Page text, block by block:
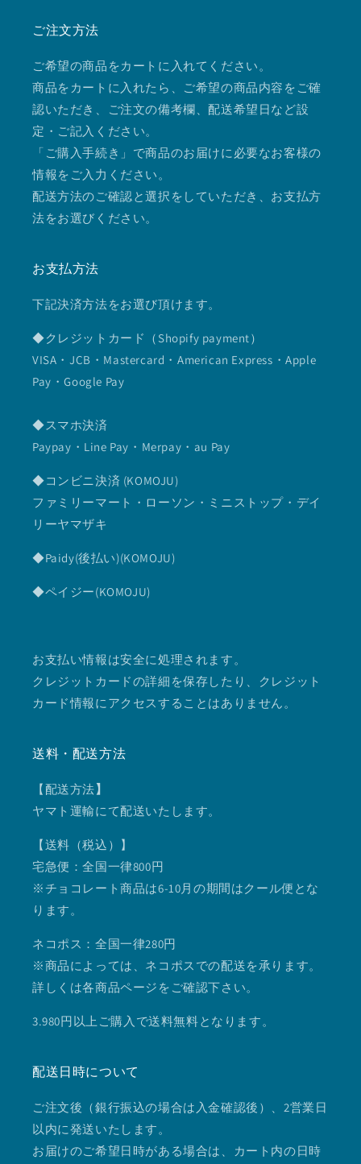
ご注文方法
ご希望の商品をカートに入れてください。
商品をカートに入れたら、ご希望の商品内容をご確
認いただき、ご注文の備考欄、配送希望日など設
定・ご記入ください。
「ご購入手続き」で商品のお届けに必要なお客様の
情報をご入力ください。
配送方法のご確認と選択をしていただき、お支払方
法をお選びください。
お支払方法
下記決済方法をお選び頂けます。
◆クレジットカード（Shopify payment）
VISA・JCB・Mastercard・American Express・Apple
Pay・Google Pay
◆スマホ決済
Paypay・Line Pay・Merpay・au Pay
◆コンビニ決済 (KOMOJU)
ファミリーマート・ローソン・ミニストップ・デイ
リーヤマザキ
◆Paidy(後払い)(KOMOJU)
◆ペイジー(KOMOJU)
お支払い情報は安全に処理されます。
クレジットカードの詳細を保存したり、クレジット
カード情報にアクセスすることはありません。
送料・配送方法
【配送方法】
ヤマト運輸にて配送いたします。
【送料（税込）】
宅急便：全国一律800円
※チョコレート商品は6-10月の期間はクール便とな
ります。
ネコポス：全国一律280円
※商品によっては、ネコポスでの配送を承ります。
詳しくは各商品ページをご確認下さい。
3.980円以上ご購入で送料無料となります。
配送日時について
ご注文後（銀行振込の場合は入金確認後）、2営業日
以内に発送いたします。
お届けのご希望日時がある場合は、カート内の日時